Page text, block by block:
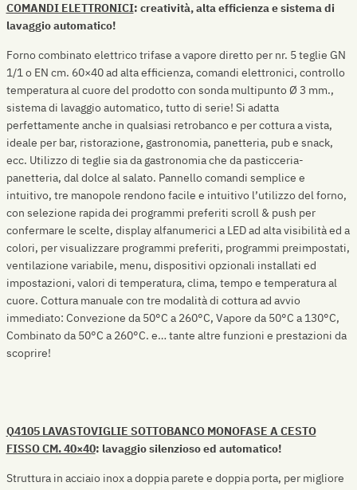
COMANDI ELETTRONICI: creatività, alta efficienza e sistema di
lavaggio automatico!
Forno combinato elettrico trifase a vapore diretto per nr. 5 teglie GN
1/1 o EN cm. 60×40 ad alta efficienza, comandi elettronici, controllo
temperatura al cuore del prodotto con sonda multipunto Ø 3 mm.,
sistema di lavaggio automatico, tutto di serie! Si adatta
perfettamente anche in qualsiasi retrobanco e per cottura a vista,
ideale per bar, ristorazione, gastronomia, panetteria, pub e snack,
ecc. Utilizzo di teglie sia da gastronomia che da pasticceria-
panetteria, dal dolce al salato. Pannello comandi semplice e
intuitivo, tre manopole rendono facile e intuitivo l’utilizzo del forno,
con selezione rapida dei programmi preferiti scroll & push per
confermare le scelte, display alfanumerici a LED ad alta visibilità ed a
colori, per visualizzare programmi preferiti, programmi preimpostati,
ventilazione variabile, menu, dispositivi opzionali installati ed
impostazioni, valori di temperatura, clima, tempo e temperatura al
cuore. Cottura manuale con tre modalità di cottura ad avvio
immediato: Convezione da 50°C a 260°C, Vapore da 50°C a 130°C,
Combinato da 50°C a 260°C. e… tante altre funzioni e prestazioni da
scoprire!
Q4105 LAVASTOVIGLIE SOTTOBANCO MONOFASE A CESTO
FISSO CM. 40×40: lavaggio silenzioso ed automatico!
Struttura in acciaio inox a doppia parete e doppia porta, per migliore